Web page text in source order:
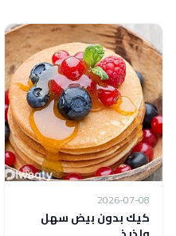
2026-07-08
كيك بدون بيض سهل